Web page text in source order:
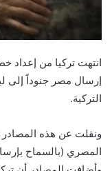
انتهت تركيا من إعداد
إرسال مصر جنوداً إلى
التركية.
ونقلت عن هذه المصادر
المصري (بالسماح